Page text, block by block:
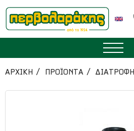
ΜΠΑΧΑΡΙΚΑ
ΒΟΤΑΝΑ
ΑΡΧΙΚΉ ΠΡΟΪΟΝΤΑ ΔΙΑΤΡΟΦΗ